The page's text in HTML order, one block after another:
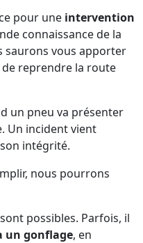
pour une intervention
connaissance de la
saurons vous apporter
reprendre la route
un pneu va présenter
Un incident vient
intégrité.
nous pourrons
possibles. Parfois, il
un gonflage, en